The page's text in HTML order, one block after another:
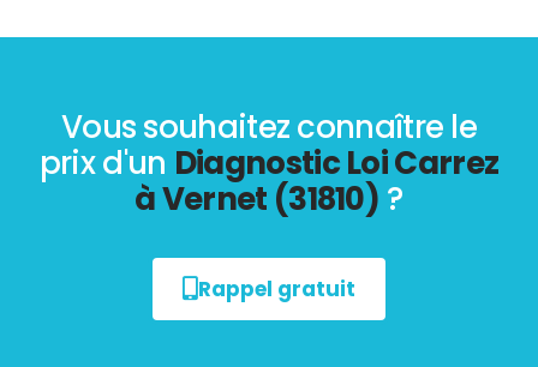
Vous souhaitez connaître le
prix d'un Diagnostic Loi Carrez
à Vernet (31810) ?
Rappel gratuit